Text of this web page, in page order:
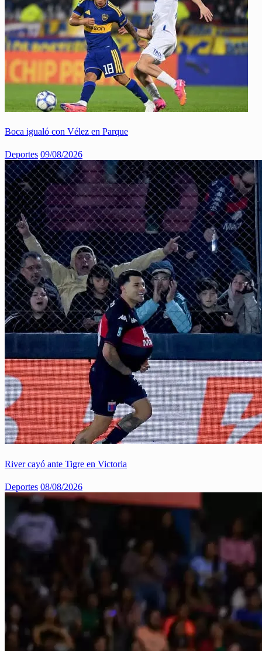
Boca igualó con Vélez en Parque
Deportes 09/08/2026
River cayó ante Tigre en Victoria
Deportes 08/08/2026